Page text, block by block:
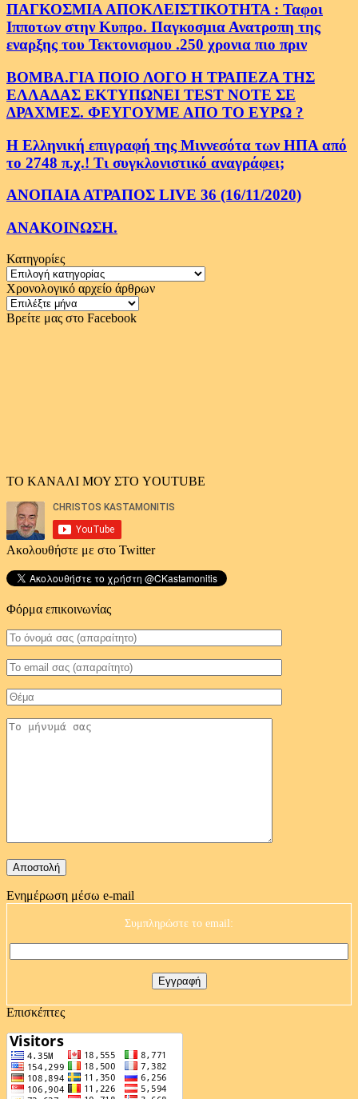
ΠΑΓΚΟΣΜΙΑ ΑΠΟΚΛΕΙΣΤΙΚΟΤΗΤΑ : Ταφοι
Ιπποτων στην Κυπρο. Παγκοσμια Ανατροπη της
εναρξης του Τεκτονισμου .250 χρονια πιο πριν
ΒΟΜΒΑ.ΓΙΑ ΠΟΙΟ ΛΟΓΟ Η ΤΡΑΠΕΖΑ ΤΗΣ
ΕΛΛΑΔΑΣ ΕΚΤΥΠΩΝΕΙ TEST NOTE ΣΕ
ΔΡΑΧΜΕΣ. ΦΕΥΓΟΥΜΕ ΑΠΟ ΤΟ ΕΥΡΩ ?
Η Ελληνική επιγραφή της Μιννεσότα των ΗΠΑ από
το 2748 π.χ.! Τι συγκλονιστικό αναγράφει;
ΑΝΟΠΑΙΑ ΑΤΡΑΠΟΣ LIVE 36 (16/11/2020)
ΑΝΑΚΟΙΝΩΣΗ.
Κατηγορίες
Κατηγορίες
Χρονολογικό αρχείο άρθρων
Χρονολογικό
αρχείο
Βρείτε μας στο Facebook
ΤΟ ΚΑΝΑΛΙ ΜΟΥ ΣΤΟ YOUTUBE
Ακολουθήστε με στο Twitter
Φόρμα επικοινωνίας
Ενημέρωση μέσω e-mail
Συμπληρώστε το email:
Επισκέπτες